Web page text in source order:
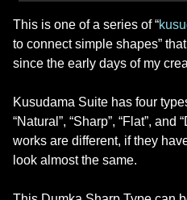
This is one of a series of “
to connect simple shapes”
since the early days of my
Kusudama Suite has four
“Natural”, “Sharp”, “Flat”,
works are different, if they
look almost the same.